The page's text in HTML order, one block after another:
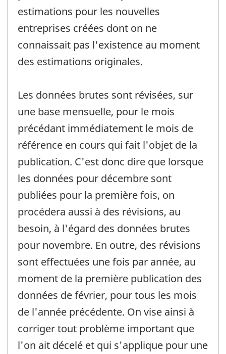
estimations pour les nouvelles
entreprises créées dont on ne
connaissait pas l'existence au moment
des estimations originales.
Les données brutes sont révisées, sur
une base mensuelle, pour le mois
précédant immédiatement le mois de
référence en cours qui fait l'objet de la
publication. C'est donc dire que lorsque
les données pour décembre sont
publiées pour la première fois, on
procédera aussi à des révisions, au
besoin, à l'égard des données brutes
pour novembre. En outre, des révisions
sont effectuées une fois par année, au
moment de la première publication des
données de février, pour tous les mois
de l'année précédente. On vise ainsi à
corriger tout problème important que
l'on ait décelé et qui s'applique pour une